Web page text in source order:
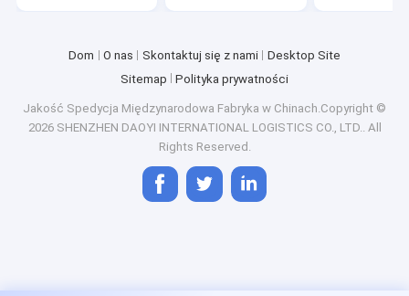
Dom O nas Skontaktuj się z nami
Desktop Site
Sitemap
Polityka prywatności
Jakość Spedycja Międzynarodowa Fabryka w Chinach.Copyright ©
2026 SHENZHEN DAOYI INTERNATIONAL LOGISTICS CO., LTD.. All
Rights Reserved.